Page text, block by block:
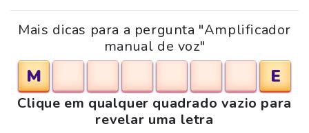
Mais dicas para a pergunta "Amplificador
manual de voz"
M E
Clique em qualquer quadrado vazio para
revelar uma letra